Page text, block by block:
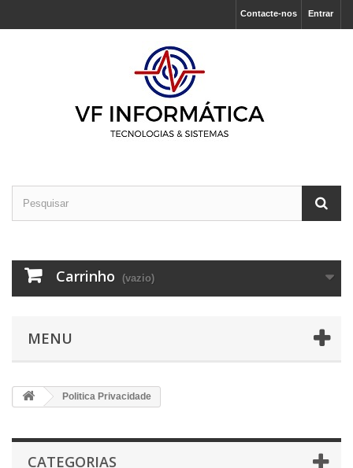
Entrar
Contacte-nos
Carrinho (vazio)
MENU
Politica Privacidade
CATEGORIAS